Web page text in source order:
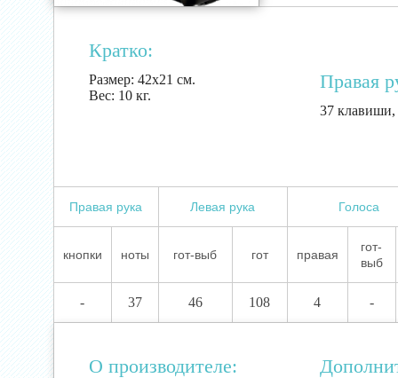
Кратко:
Размер: 42х21 см.
Вес: 10 кг.
Правая
37 клавиши,
Правая рука Левая рука Голоса
кнопки ноты гот-выб гот правая
гот-
выб
- 37 46 108 4 -
О производителе: